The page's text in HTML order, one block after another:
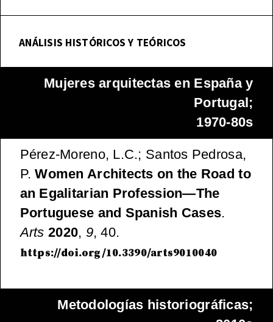
ANÁLISIS HISTÓRICOS Y TEÓRICOS
Mujeres arquitectas en España y
Portugal;
1970-80s
Pérez-Moreno, L.C.; Santos Pedrosa,
P.Women Architects on the Road to
an Egalitarian Profession—The
Portuguese and Spanish Cases.
Arts 2020, 9, 40.
https://doi.org/10.3390/arts9010040
Metodologías historiográficas;